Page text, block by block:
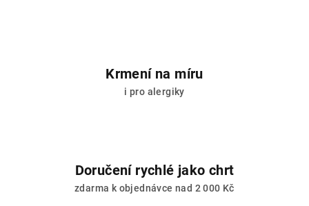
Krmení na míru
i pro alergiky
Doručení rychlé jako chrt
zdarma k objednávce nad 2 000 Kč